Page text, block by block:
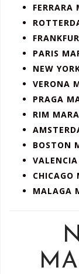
FERRARA
PARIS
NEW
VERONA
PRAGA
RIM
BOSTON
MALAGA